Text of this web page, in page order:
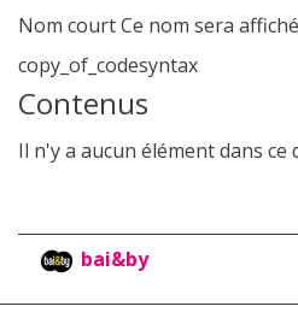
Nom courtCe nom sera
copy_of_codesyntax
Contenus
Il n'y a aucun élément dans
bai&by